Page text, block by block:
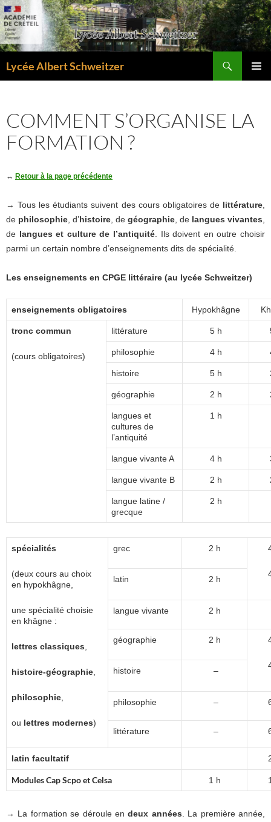
Aller
au
contenu
Lycée Albert Schweitzer
COMMENT S’ORGANISE LA
FORMATION ?
↔ Retour à la page précédente
→ Tous les étudiants suivent des cours obligatoires de littérature
de philosophie , d’histoire , de géographie , de langues vivantes
de langues et culture de l’antiquité . Ils doivent en outre choisir
parmi un certain nombre d’enseignements dits de spécialité.
Les enseignements en CPGE littéraire (au lycée Schweitzer)
enseignements obligatoires Hypokhâgne
tronc commun
(cours obligatoires)
littérature 5 h
philosophie 4 h
histoire 5 h
géographie 2 h
langues et
cultures de
l’antiquité
1 h
langue vivante A 4 h
langue vivante B 2 h
langue latine /
grecque
2 h
spécialités
(deux cours au choix
en hypokhâgne,
une spécialité choisie
en khâgne :
lettres classiques
histoire-géographie
philosophie
ou lettres modernes)
grec 2 h
latin 2 h
langue vivante 2 h
géographie 2 h
histoire –
philosophie –
littérature –
latin facultatif
Modules Cap Scpo et Celsa 1 h
→ La formation se déroule endeux années . La première année,